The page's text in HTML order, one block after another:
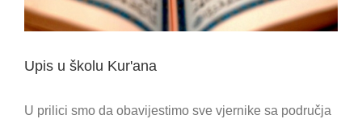
Upis u školu Kur'ana
U prilici smo da obavijestimo sve vjernike sa područja